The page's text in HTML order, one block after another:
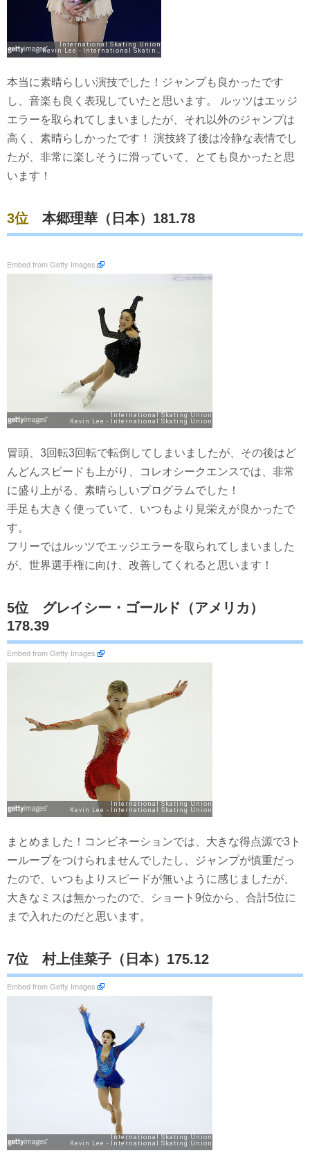
本当に素晴らしい演技でした！ジャンプも良かったです
し、音楽も良く表現していたと思います。 ルッツはエッジ
エラーを取られてしまいましたが、それ以外のジャンプは
高く、素晴らしかったです！ 演技終了後は冷静な表情でし
たが、非常に楽しそうに滑っていて、とても良かったと思
います！
3位 本郷理華（日本）181.78
Embed from Getty Images
冒頭、3回転3回転で転倒してしまいましたが、その後はど
んどんスピードも上がり、コレオシークエンスでは、非常
に盛り上がる、素晴らしいプログラムでした！
手足も大きく使っていて、いつもより見栄えが良かったで
す。
フリーではルッツでエッジエラーを取られてしまいました
が、世界選手権に向け、改善してくれると思います！
5位 グレイシー・ゴールド（アメリカ）
178.39
Embed from Getty Images
まとめました！コンビネーションでは、大きな得点源で3ト
ーループをつけられませんでしたし、ジャンプが慎重だっ
たので、いつもよりスピードが無いように感じましたが、
大きなミスは無かったので、ショート9位から、合計5位に
まで入れたのだと思います。
7位 村上佳菜子（日本）175.12
Embed from Getty Images